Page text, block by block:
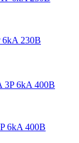
6kA 230В
6kA 400В